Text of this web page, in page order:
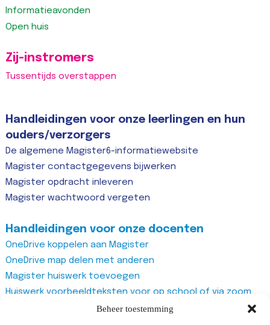
Beheer toestemming
Informatieavonden
Open huis
Zij-instromers
Tussentijds overstappen
Handleidingen voor onze leerlingen en hun
ouders/verzorgers
De algemene Magister6-informatiewebsite
Magister contactgegevens bijwerken
Magister opdracht inleveren
Magister wachtwoord vergeten
Handleidingen voor onze docenten
OneDrive koppelen aan Magister
OneDrive map delen met anderen
Magister huiswerk toevoegen
Huiswerk voorbeeldteksten voor op school of via zoom
Magister studiewijzers